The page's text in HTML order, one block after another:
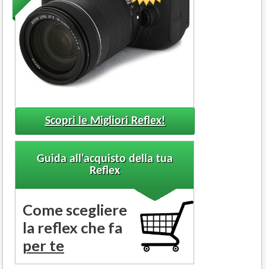
Scopri le Migliori Reflex!
Guida all'acquisto della tua
Reflex
Come scegliere
la reflex che fa
per te